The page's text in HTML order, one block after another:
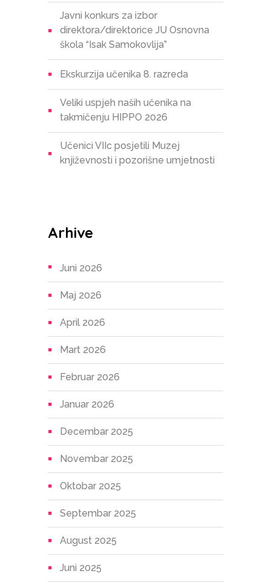
Javni konkurs za izbor
direktora/direktorice JU Osnovna
škola “Isak Samokovlija”
Ekskurzija učenika 8. razreda
Veliki uspjeh naših učenika na
takmičenju HIPPO 2026
Učenici VIIc posjetili Muzej
književnosti i pozorišne umjetnosti
Arhive
Juni 2026
Maj 2026
April 2026
Mart 2026
Februar 2026
Januar 2026
Decembar 2025
Novembar 2025
Oktobar 2025
Septembar 2025
August 2025
Juni 2025